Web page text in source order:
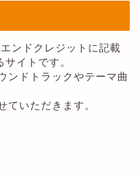
ンドクレジットに記載
イトです。
ンドトラックやテーマ曲
いただきます。